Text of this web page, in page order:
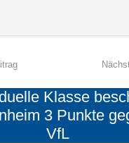
Klasse
3 Punkte
VfL